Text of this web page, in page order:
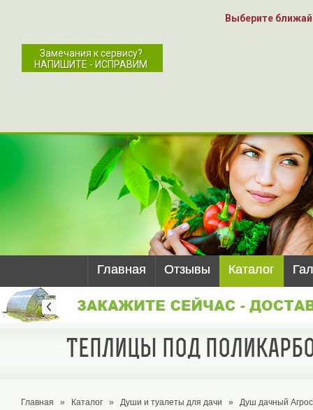
Выберите
Замечания к сервису?
НАПИШИТЕ - ИСПРАВИМ
Главная Отзывы Каталог
Теплицы под
Главная » Каталог » Души и туалеты для дачи » Душ дачный